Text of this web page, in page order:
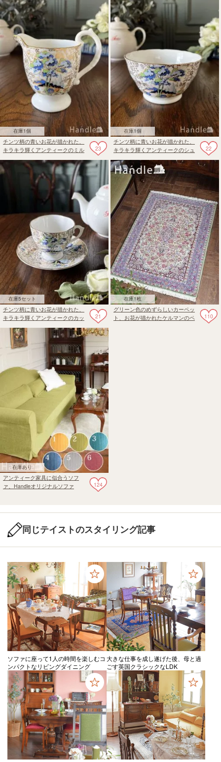
在庫1個
23
チンツ柄の青いお花が描かれた、
キラキラ輝くアンティークのミル
在庫1個
22
チンツ柄に青いお花が描かれた、
キラキラ輝くアンティークのシュ
在庫5セット
21
チンツ柄に青いお花が描かれた、
キラキラ輝くアンティークのカッ
プ＆ソーサー
在庫1枚
110
グリーン色のめずらしいカーペッ
ト、お花が描かれたケルマンのペ
在庫あり
124
アンティーク家具に似合うソフ
ァ、Handleオリジナルソファ
同じテイストのスタイリング記事
ソファに座って1人の時間を楽しむコ
ンパクトなリビングダイニング
大きな仕事を成し遂げた後、母と過
ごす英国クラシックなLDK